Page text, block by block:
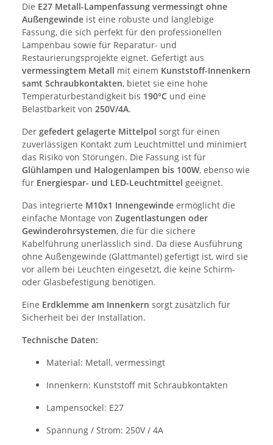
Die E27 Metall-Lampenfassung vermessingt ohne
Außengewinde ist eine robuste und langlebige
Fassung, die sich perfekt für den professionellen
Lampenbau sowie für Reparatur- und
Restaurierungsprojekte eignet. Gefertigt aus
vermessingtem Metall mit einem Kunststoff-Innenkern
samt Schraubkontakten, bietet sie eine hohe
Temperaturbeständigkeit bis 190°C und eine
Belastbarkeit von 250V/4A.
Der gefedert gelagerte Mittelpol sorgt für einen
zuverlässigen Kontakt zum Leuchtmittel und minimiert
das Risiko von Störungen. Die Fassung ist für
Glühlampen und Halogenlampen bis 100W, ebenso wie
für Energiespar- und LED-Leuchtmittel geeignet.
Das integrierte M10x1 Innengewinde ermöglicht die
einfache Montage von Zugentlastungen oder
Gewinderohrsystemen, die für die sichere
Kabelführung unerlässlich sind. Da diese Ausführung
ohne Außengewinde (Glattmantel) gefertigt ist, wird sie
vor allem bei Leuchten eingesetzt, die keine Schirm-
oder Glasbefestigung benötigen.
Eine Erdklemme am Innenkern sorgt zusätzlich für
Sicherheit bei der Installation.
Technische Daten:
Material: Metall, vermessingt
Innenkern: Kunststoff mit Schraubkontakten
Lampensockel: E27
Spannung / Strom: 250V / 4A